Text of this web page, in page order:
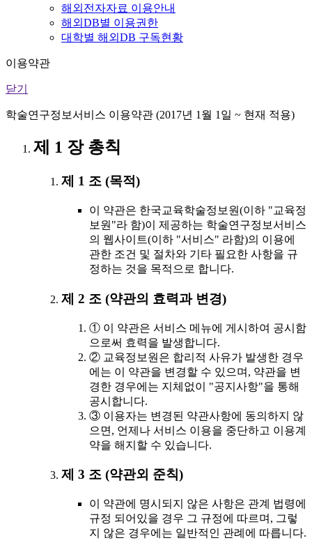
해외전자자료 이용안내
해외DB별 이용권한
대학별 해외DB 구독현황
이용약관
닫기
학술연구정보서비스 이용약관 (2017년 1월 1일 ~ 현재 적용)
제 1 장 총칙
제 1 조 (목적)
이 약관은 한국교육학술정보원(이하 "교육정
보원"라 함)이 제공하는 학술연구정보서비스
의 웹사이트(이하 "서비스" 라함)의 이용에
관한 조건 및 절차와 기타 필요한 사항을 규
정하는 것을 목적으로 합니다.
제 2 조 (약관의 효력과 변경)
① 이 약관은 서비스 메뉴에 게시하여 공시함
으로써 효력을 발생합니다.
② 교육정보원은 합리적 사유가 발생한 경우
에는 이 약관을 변경할 수 있으며, 약관을 변
경한 경우에는 지체없이 "공지사항"을 통해
공시합니다.
③ 이용자는 변경된 약관사항에 동의하지 않
으면, 언제나 서비스 이용을 중단하고 이용계
약을 해지할 수 있습니다.
제 3 조 (약관외 준칙)
이 약관에 명시되지 않은 사항은 관계 법령에
규정 되어있을 경우 그 규정에 따르며, 그렇
지 않은 경우에는 일반적인 관례에 따릅니다.